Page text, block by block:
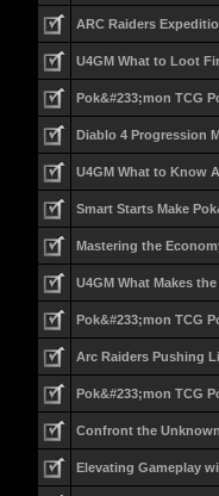
ARC Raiders
U4GM What to Loot
Pok&#233;mon TCG
Diablo 4 Progression
U4GM What to Know
Smart Starts Make
Mastering the
U4GM What Makes
Pok&#233;mon TCG
Arc Raiders Pushing
Pok&#233;mon TCG
Confront the
Elevating Gameplay